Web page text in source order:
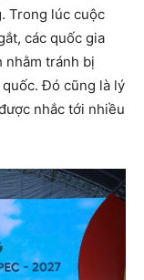
Trong lúc cuộc
các quốc gia
nhằm tránh bị
Đó cũng là lý
nhắc tới nhiều